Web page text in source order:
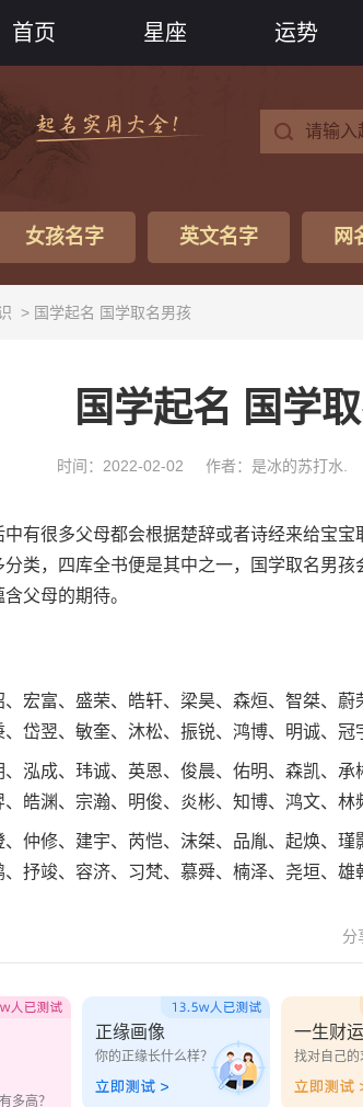
首页 星座 运势
女孩名字 英文名字 网
> 国学起名 国学取名男孩
国学起名 国学
时间：2022-02-02 作者：是冰的苏打水.
很多父母都会根据楚辞或者诗经来给宝宝
类，四库全书便是其中之一，国学取名男
父母的期待。
富、盛荣、皓轩、梁昊、森烜、智桀、蔚
岱翌、敏奎、沐松、振锐、鸿博、明诚、冠
成、玮诚、英恩、俊晨、佑明、森凯、承
皓渊、宗瀚、明俊、炎彬、知博、鸿文、
修、建宇、芮恺、沫桀、品胤、起焕、瑾
抒竣、容济、习梵、慕舜、楠泽、尧垣、
分
多高？
正缘画像
你的正缘长什么样？
一生财运
找对自己的